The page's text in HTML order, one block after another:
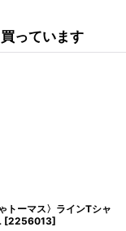
っています
トーマス〉ラインTシャ
[2256013]